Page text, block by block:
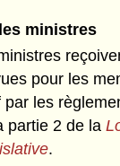
ministres
pour les
les
partie 2 de la
.